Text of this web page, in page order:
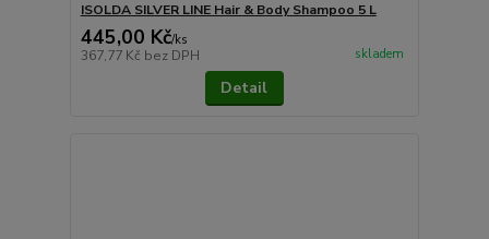
ISOLDA SILVER LINE Hair & Body Shampoo 5 L
445,00 Kč/ks
367,77 Kč bez DPH skladem
Detail